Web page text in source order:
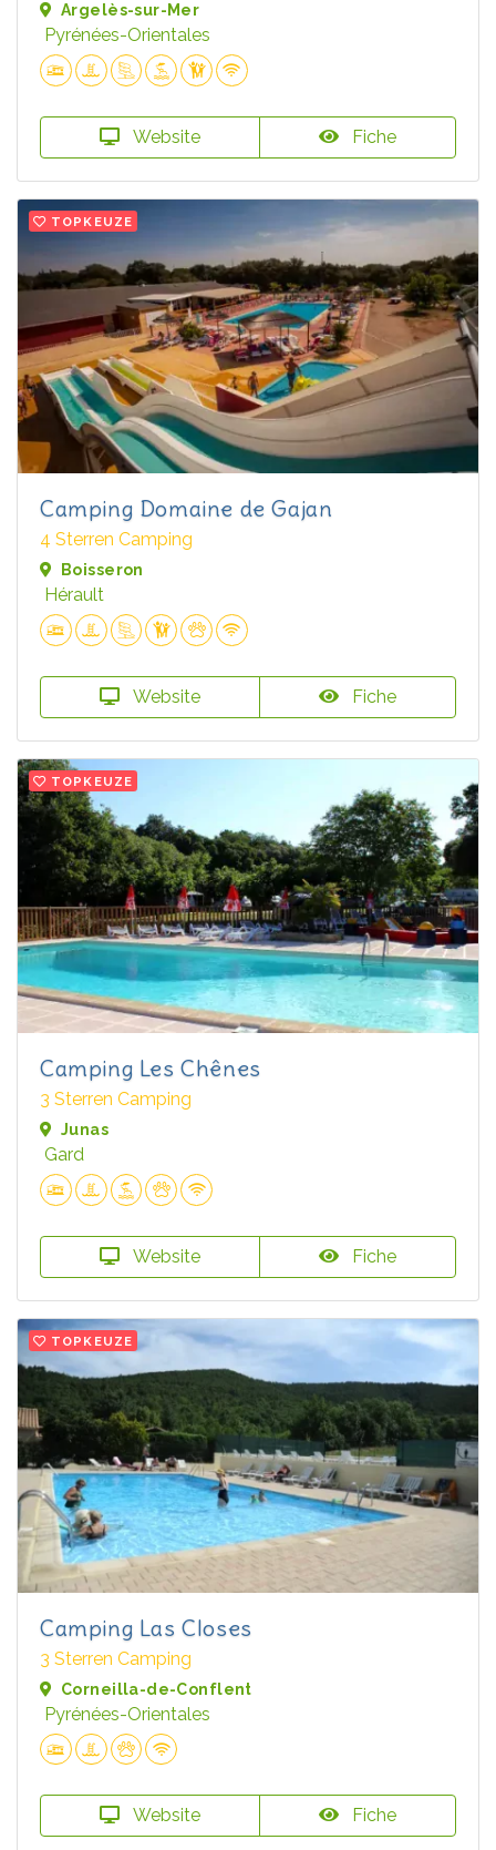
Argelès-sur-Mer
Pyrénées-Orientales
Website Fiche
TOPKEUZE
Camping Domaine de Gajan
4 Sterren Camping
Boisseron
Hérault
Website Fiche
TOPKEUZE
Camping Les Chênes
3 Sterren Camping
Junas
Gard
Website Fiche
TOPKEUZE
Camping Las Closes
3 Sterren Camping
Corneilla-de-Conflent
Pyrénées-Orientales
Website Fiche